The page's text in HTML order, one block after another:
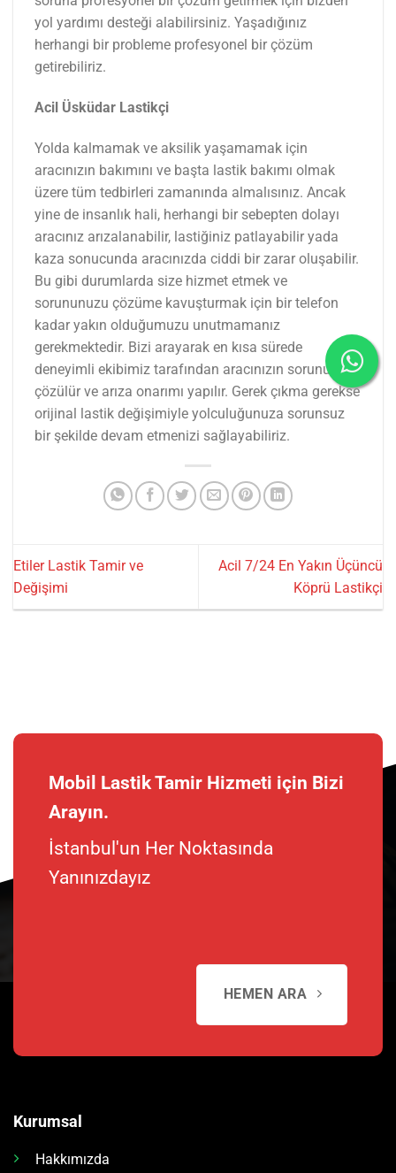
yol yardımı desteği alabilirsiniz. Yaşadığınız
herhangi bir probleme profesyonel bir çözüm
getirebiliriz.
Acil Üsküdar Lastikçi
Yolda kalmamak ve aksilik yaşamamak için
aracınızın bakımını ve başta lastik bakımı olmak
üzere tüm tedbirleri zamanında almalısınız. Ancak
yine de insanlık hali, herhangi bir sebepten dolayı
aracınız arızalanabilir, lastiğiniz patlayabilir yada
kaza sonucunda aracınızda ciddi bir zarar oluşabilir.
Bu gibi durumlarda size hizmet etmek ve
sorununuzu çözüme kavuşturmak için bir telefon
kadar yakın olduğumuzu unutmamanız
gerekmektedir. Bizi arayarak en kısa sürede
deneyimli ekibimiz tarafından aracınızın sorunu
çözülür ve arıza onarımı yapılır. Gerek çıkma gerekse
orijinal lastik değişimiyle yolculuğunuza sorunsuz
bir şekilde devam etmenizi sağlayabiliriz.
Etiler Lastik Tamir ve
Değişimi
Acil 7/24 En Yakın Üçüncü
Köprü Lastikçi
Mobil Lastik Tamir Hizmeti için Bizi
Arayın.
İstanbul'un Her Noktasında
Yanınızdayız
HEMEN ARA
Kurumsal
Hakkımızda